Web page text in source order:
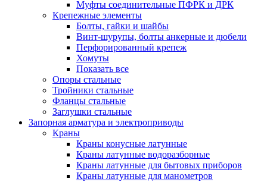
Муфты соединительные ПФРК и ДРК
Крепежные элементы
Болты, гайки и шайбы
Винт-шурупы, болты анкерные и дюбели
Перфорированный крепеж
Хомуты
Показать все
Опоры стальные
Тройники стальные
Фланцы стальные
Заглушки стальные
Запорная арматура и электроприводы
Краны
Краны конусные латунные
Краны латунные водоразборные
Краны латунные для бытовых приборов
Краны латунные для манометров